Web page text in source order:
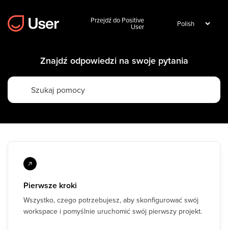
Przejdź do Positive
User
Znajdź odpowiedzi na swoje pytania
Pierwsze kroki
Wszystko, czego potrzebujesz, aby skonfigurować swój
workspace i pomyślnie uruchomić swój pierwszy projekt.